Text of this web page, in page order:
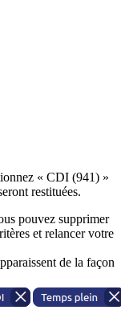
« CDI (941) »
restituées.
pouvez supprimer
et relancer votre
de la façon